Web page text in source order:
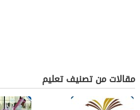
مقالات من تصنيف تعليم